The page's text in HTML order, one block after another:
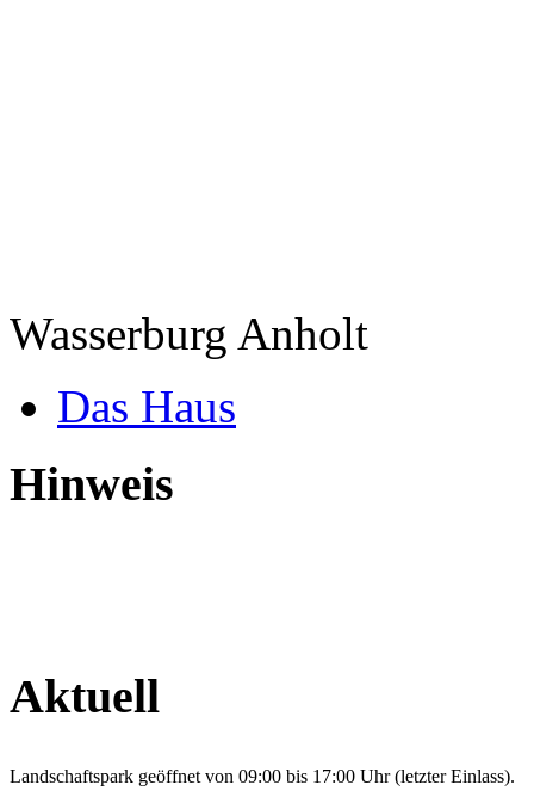
Wasserburg Anholt
Das Haus
Hinweis
Aktuell
Landschaftspark geöffnet von 09:00 bis 17:00 Uhr (letzter Einlass).